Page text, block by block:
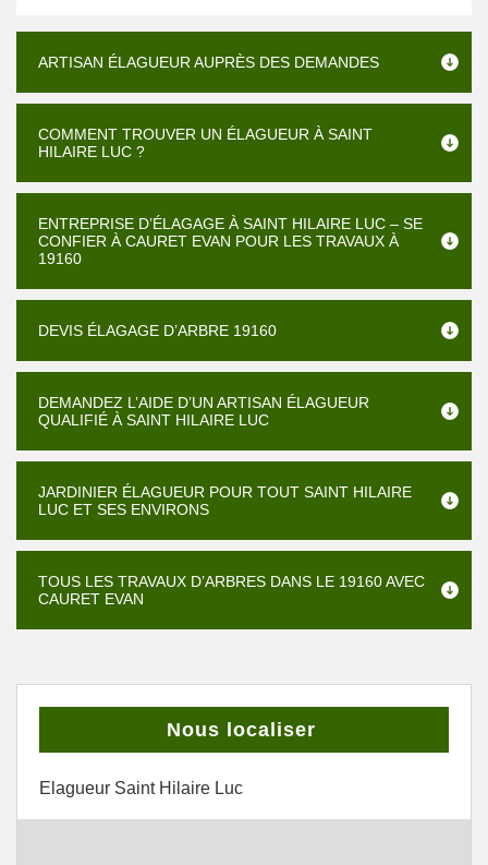
ARTISAN ÉLAGUEUR AUPRÈS DES DEMANDES
COMMENT TROUVER UN ÉLAGUEUR À SAINT
HILAIRE LUC ?
ENTREPRISE D’ÉLAGAGE À SAINT HILAIRE LUC – SE
CONFIER À CAURET EVAN POUR LES TRAVAUX À
19160
DEVIS ÉLAGAGE D’ARBRE 19160
DEMANDEZ L’AIDE D’UN ARTISAN ÉLAGUEUR
QUALIFIÉ À SAINT HILAIRE LUC
JARDINIER ÉLAGUEUR POUR TOUT SAINT HILAIRE
LUC ET SES ENVIRONS
TOUS LES TRAVAUX D’ARBRES DANS LE 19160 AVEC
CAURET EVAN
Nous localiser
Elagueur Saint Hilaire Luc